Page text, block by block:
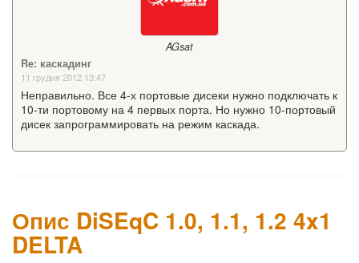
AGsat
Re: каскадинг
11 грудня 2012 13:47
Неправильно. Все 4-х портовые дисеки нужно подключать к
10-ти портовому на 4 первых порта. Но нужно 10-портовый
дисек запрограммировать на режим каскада.
Опис DiSEqC 1.0, 1.1, 1.2 4x1
DELTA